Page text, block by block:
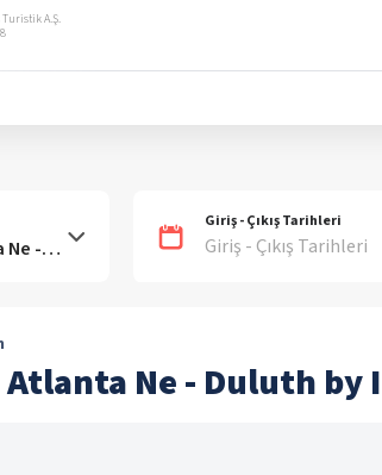
A.Ş.
Giriş - Çıkış Tarihleri
Giriş - Çıkış Tarihleri
Ne - Duluth by